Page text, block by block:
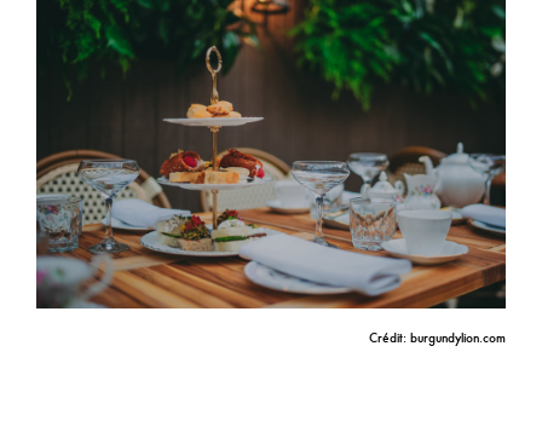
Crédit: burgundylion.com